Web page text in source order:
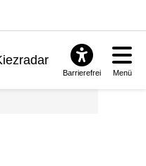
Barrierefrei Menü